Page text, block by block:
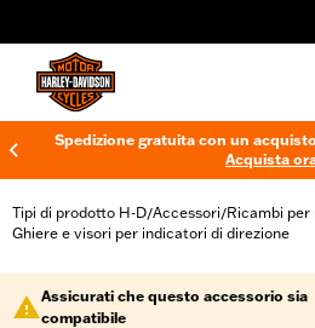
Spedizione gratuita con un
Acquista
Tipi di prodotto H-D/Accessori/Ricambi
Ghiere e visori per indicatori di direzione
Assicurati che questo accessorio sia
compatibile